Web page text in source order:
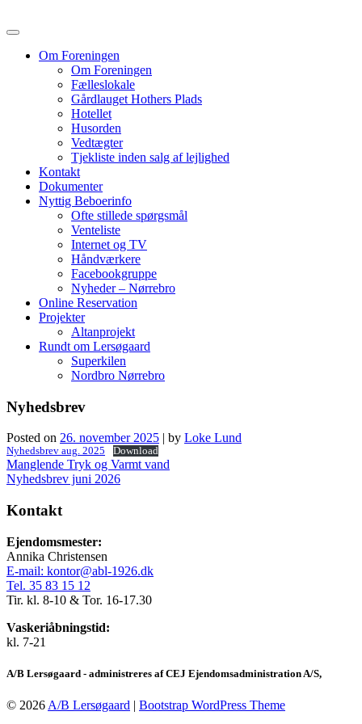
to
Om Foreningen
Om Foreningen
Fælleslokale
Gårdlauget Hothers Plads
Hotellet
Husorden
Vedtægter
Tjekliste inden salg af lejlighed
Kontakt
Dokumenter
Nyttig Beboerinfo
Ofte stillede spørgsmål
Venteliste
Internet og TV
Håndværkere
Facebookgruppe
Nyheder – Nørrebro
Online Reservation
Projekter
Altanprojekt
Rundt om Lersøgaard
Superkilen
Nordbro Nørrebro
Nyhedsbrev
Posted on 26. november 2025 | by Loke Lund
Nyhedsbrev aug. 2025 Download
Indlægsnavigation
Manglende Tryk og Varmt vand
Nyhedsbrev juni 2026
Kontakt
Ejendomsmester:
Annika Christensen
E-mail: kontor@abl-1926.dk
Tel. 35 83 15 12
Tir. kl. 8-10 & Tor. 16-17.30
Vaskeriåbningstid:
kl. 7-21
A/B Lersøgaard - administreres af CEJ Ejendomsadministration A/S,
© 2026 A/B Lersøgaard | Bootstrap WordPress Theme